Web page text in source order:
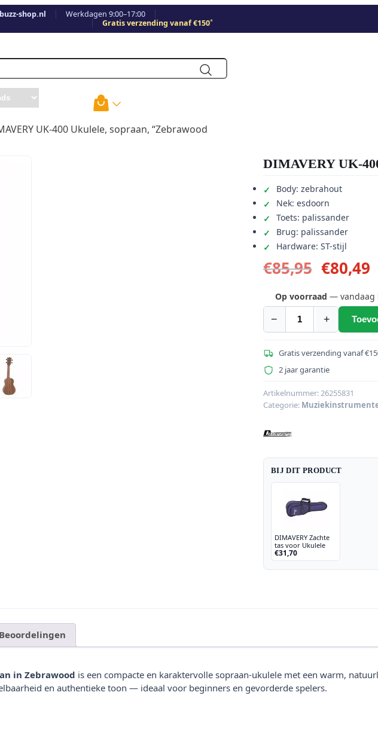
shop.nl
Werkdagen 9:00–17:00
Gratis verzending vanaf €150*
UK-400 Ukulele, sopraan, “Zebrawood
DIMAVERY UK-
Body: zebrahout
Nek: esdoorn
Toets: palissander
Brug: palissander
Hardware: ST-stijl
€85,95
was:
€85,95.
€80,49
Op voorraad — vandaag
−
DIMAVERY
400
Ukulele,
"Zebrawood
aantal
+
Gratis verzending vanaf
2 jaar garantie
Artikelnummer: 26255831
Categorie:
BIJ DIT PRODUCT
DIMAVERY Zachte
tas voor Ukulele
€31,70
Beoordelingen
in Zebrawood is een compacte en karaktervolle sopraan-ukulele met een warm,
en authentieke toon — ideaal voor beginners en gevorderde spelers.